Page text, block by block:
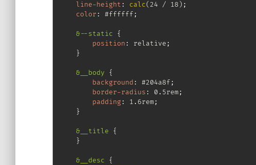
line-height : calc( 24 / 18 ) ;
color : #ffffff ;
&--static
{
position : relative ;
}
&__body
{
background : #204a8f ;
border-radius : 0.5rem;
padding: 1.6rem;
}
&__title
{
}
&__desc
{